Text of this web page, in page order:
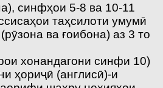
синфҳои 5-8 ва 10-11
таҳсилоти умумӣ
ва ғоибона) аз 3 то
хонандагони синфи 10)
ҳориҷӣ (англисӣ)-и